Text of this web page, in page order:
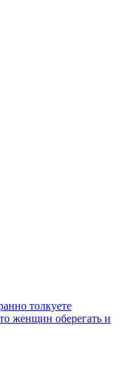
толкуете
женщин оберегать и